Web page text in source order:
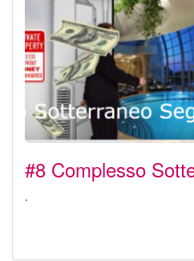
#8 Complesso
.